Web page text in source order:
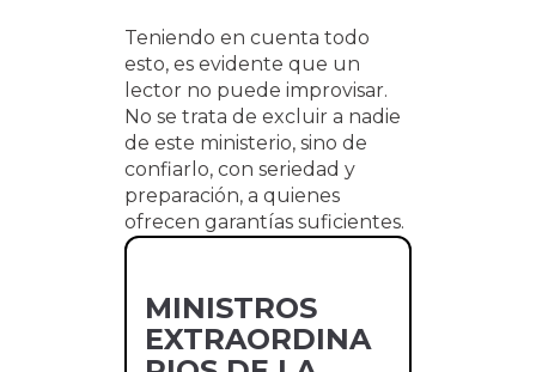
Teniendo en cuenta todo
esto, es evidente que un
lector no puede improvisar.
No se trata de excluir a nadie
de este ministerio, sino de
confiarlo, con seriedad y
preparación, a quienes
ofrecen garantías suficientes.
MINISTROS
EXTRAORDINA